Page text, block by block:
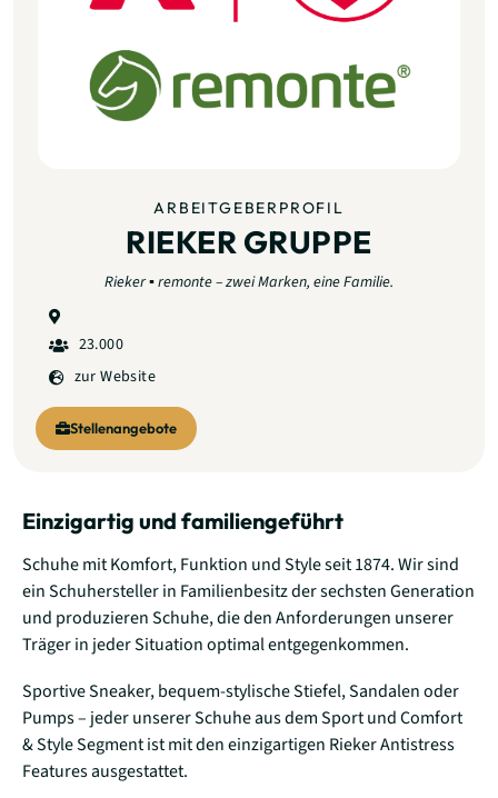
ARBEITGEBERPROFIL
RIEKER GRUPPE
Rieker ▪ remonte – zwei Marken, eine Familie.
23.000
zur Website
Stellenangebote
Einzigartig und familiengeführt
Schuhe mit Komfort, Funktion und Style seit 1874. Wir sind
ein Schuhersteller in Familienbesitz der sechsten Generation
und produzieren Schuhe, die den Anforderungen unserer
Träger in jeder Situation optimal entgegenkommen.
Sportive Sneaker, bequem-stylische Stiefel, Sandalen oder
Pumps – jeder unserer Schuhe aus dem Sport und Comfort
& Style Segment ist mit den einzigartigen Rieker Antistress
Features ausgestattet.